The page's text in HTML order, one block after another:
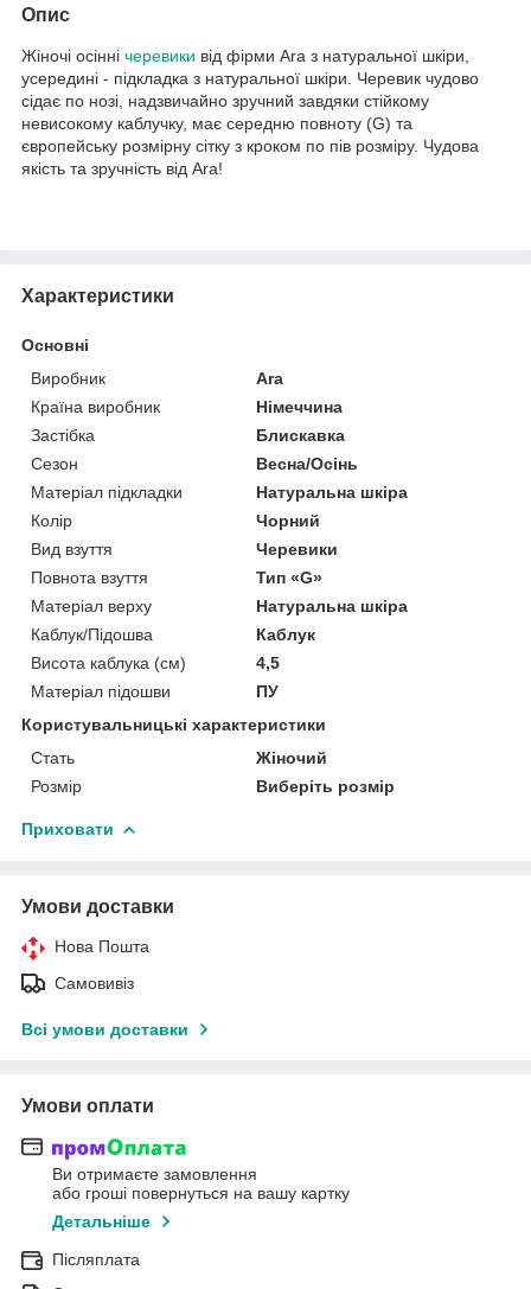
Опис
Жіночі осінні черевики від фірми Ara з натуральної шкіри,
усередині - підкладка з натуральної шкіри. Черевик чудово
сідає по нозі, надзвичайно зручний завдяки стійкому
невисокому каблучку, має середню повноту (G) та
європейську розмірну сітку з кроком по пів розміру. Чудова
якість та зручність від Ara!
Характеристики
Основні
Виробник
Ara
Країна виробник
Німеччина
Застібка
Блискавка
Сезон
Весна/Осінь
Матеріал підкладки
Натуральна шкіра
Колір
Чорний
Вид взуття
Черевики
Повнота взуття
Тип «G»
Матеріал верху
Натуральна шкіра
Каблук/Підошва
Каблук
Висота каблука (см)
4,5
Матеріал підошви
ПУ
Користувальницькі характеристики
Стать
Жіночий
Розмір
Виберіть розмір
Приховати
Умови доставки
Нова Пошта
Самовивіз
Всі умови доставки
Умови оплати
Ви отримаєте замовлення
або гроші повернуться на вашу картку
Детальніше
Післяплата